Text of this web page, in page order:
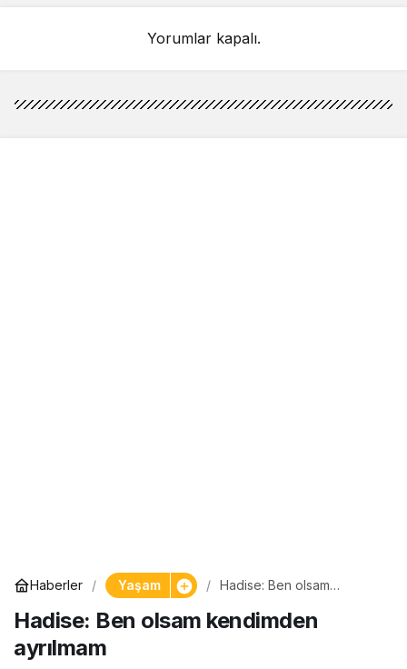
Yorumlar kapalı.
Haberler Yaşam
Hadise: Ben olsam
Hadise: Ben olsam kendimden
ayrılmam